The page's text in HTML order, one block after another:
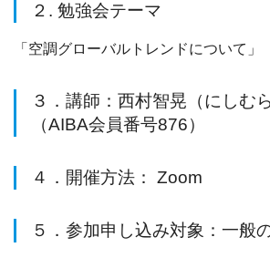
２. 勉強会テーマ
「空調グローバルトレンドについて」
３．講師：西村智晃（にしむ
（AIBA会員番号876）
４．開催方法： Zoom
５．参加申し込み対象：一般